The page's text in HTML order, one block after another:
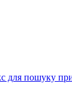
для пошуку